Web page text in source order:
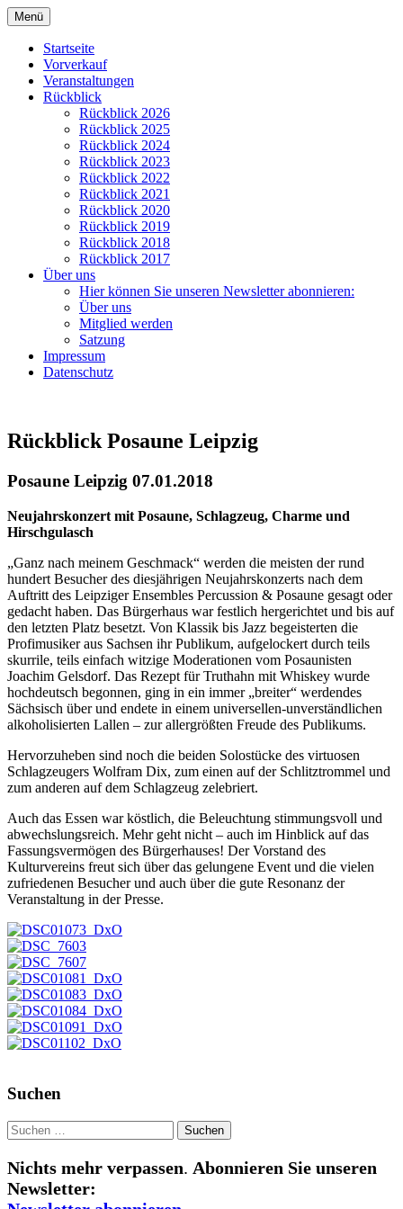
Zum
Inhalt
springen
Kulturverein Papenteich e.V.
Menü
Startseite
Vorverkauf
Veranstaltungen
Rückblick
Rückblick 2026
Rückblick 2025
Rückblick 2024
Rückblick 2023
Rückblick 2022
Rückblick 2021
Rückblick 2020
Rückblick 2019
Rückblick 2018
Rückblick 2017
Über uns
Hier können Sie unseren Newsletter abonnieren:
Über uns
Mitglied werden
Satzung
Impressum
Datenschutz
Rückblick Posaune Leipzig
Posaune Leipzig 07.01.2018
Neujahrskonzert mit Posaune, Schlagzeug, Charme und
Hirschgulasch
„Ganz nach meinem Geschmack“ werden die meisten der rund
hundert Besucher des diesjährigen Neujahrskonzerts nach dem
Auftritt des Leipziger Ensembles Percussion & Posaune gesagt oder
gedacht haben. Das Bürgerhaus war festlich hergerichtet und bis auf
den letzten Platz besetzt. Von Klassik bis Jazz begeisterten die
Profimusiker aus Sachsen ihr Publikum, aufgelockert durch teils
skurrile, teils einfach witzige Moderationen vom Posaunisten
Joachim Gelsdorf. Das Rezept für Truthahn mit Whiskey wurde
hochdeutsch begonnen, ging in ein immer „breiter“ werdendes
Sächsisch über und endete in einem universellen-unverständlichen
alkoholisierten Lallen – zur allergrößten Freude des Publikums.
Hervorzuheben sind noch die beiden Solostücke des virtuosen
Schlagzeugers Wolfram Dix, zum einen auf der Schlitztrommel und
zum anderen auf dem Schlagzeug zelebriert.
Auch das Essen war köstlich, die Beleuchtung stimmungsvoll und
abwechslungsreich. Mehr geht nicht – auch im Hinblick auf das
Fassungsvermögen des Bürgerhauses! Der Vorstand des
Kulturvereins freut sich über das gelungene Event und die vielen
zufriedenen Besucher und auch über die gute Resonanz der
Veranstaltung in der Presse.
Suchen
Suchen
nach:
Nichts mehr verpassen. Abonnieren Sie unseren
Newsletter: